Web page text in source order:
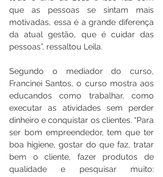
que as pessoas se sintam mais
motivadas, essa é a grande diferença
da atual gestão, que é cuidar das
pessoas”, ressaltou Leila.
Segundo o mediador do curso,
Francinei Santos, o curso mostra aos
educandos como trabalhar, como
executar as atividades sem perder
dinheiro e conquistar os clientes. “Para
ser bom empreendedor, tem que ter
boa higiene, gostar do que faz, tratar
bem o cliente, fazer produtos de
qualidade e pesquisar muito: